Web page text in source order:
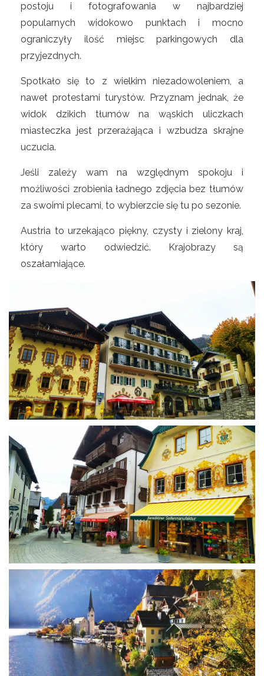
postoju i fotografowania w najbardziej
popularnych widokowo punktach i mocno
ograniczyły ilość miejsc parkingowych dla
przyjezdnych.
Spotkało się to z wielkim niezadowoleniem, a
nawet protestami turystów. Przyznam jednak, że
widok dzikich tłumów na wąskich uliczkach
miasteczka jest przerażająca i wzbudza skrajne
uczucia.
Jeśli zależy wam na względnym spokoju i
możliwości zrobienia ładnego zdjęcia bez tłumów
za swoimi plecami, to wybierzcie się tu po sezonie.
Austria to urzekająco piękny, czysty i zielony kraj,
który warto odwiedzić. Krajobrazy są
oszałamiające.